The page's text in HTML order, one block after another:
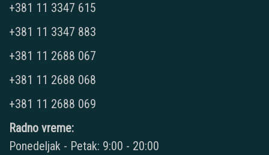
+381 11 3347 615
+381 11 3347 883
+381 11 2688 067
+381 11 2688 068
+381 11 2688 069
Radno vreme:
Ponedeljak - Petak: 9:00 - 20:00